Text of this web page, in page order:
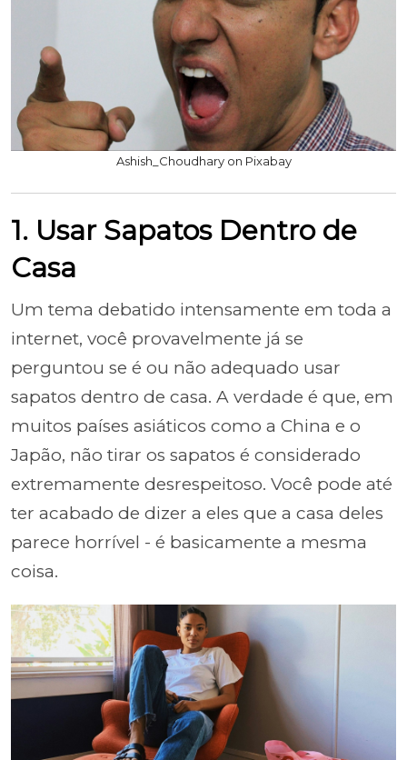
Ashish_Choudhary on Pixabay
1. Usar Sapatos Dentro de
Casa
Um tema debatido intensamente em toda a
internet, você provavelmente já se
perguntou se é ou não adequado usar
sapatos dentro de casa. A verdade é que, em
muitos países asiáticos como a China e o
Japão, não tirar os sapatos é considerado
extremamente desrespeitoso. Você pode até
ter acabado de dizer a eles que a casa deles
parece horrível - é basicamente a mesma
coisa.